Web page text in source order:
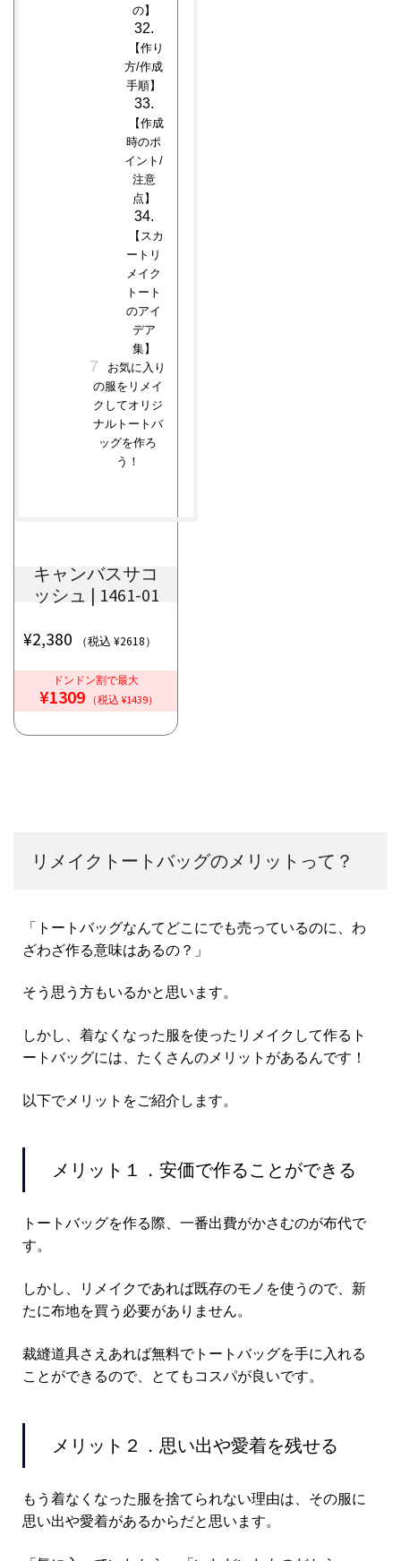
の】
【作り
方/作成
手順】
【作成
時のポ
イント/
注意
点】
【スカ
ートリ
メイク
トート
のアイ
デア
集】
お気に入り
の服をリメイ
クしてオリジ
ナルトートバ
ッグを作ろ
う！
キャンバスサコ
ッシュ | 1461-01
¥2,380 （税込 ¥2618）
ドンドン割で最大
¥1309 （税込 ¥1439）
リメイクトートバッグのメリットって？
「トートバッグなんてどこにでも売っているのに、わ
ざわざ作る意味はあるの？」
そう思う方もいるかと思います。
しかし、着なくなった服を使ったリメイクして作るト
ートバッグには、たくさんのメリットがあるんです！
以下でメリットをご紹介します。
メリット１．安価で作ることができる
トートバッグを作る際、一番出費がかさむのが布代で
す。
しかし、リメイクであれば既存のモノを使うので、新
たに布地を買う必要がありません。
裁縫道具さえあれば無料でトートバッグを手に入れる
ことができるので、とてもコスパが良いです。
メリット２．思い出や愛着を残せる
もう着なくなった服を捨てられない理由は、その服に
思い出や愛着があるからだと思います。